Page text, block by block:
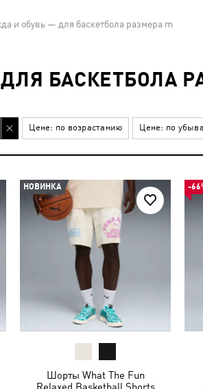
и обувь — для баскетбола размера m
БАСКЕТБОЛА
Цене: по возрастанию Цене: по
НОВИНКА
Шорты What The Fun
Relaxed Basketball Shorts
-